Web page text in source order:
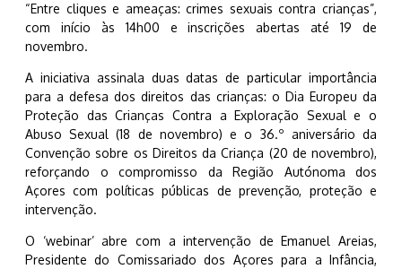
“Entre cliques e ameaças: crimes sexuais contra crianças”,
com início às 14h00 e inscrições abertas até 19 de
novembro.
A iniciativa assinala duas datas de particular importância
para a defesa dos direitos das crianças: o Dia Europeu da
Proteção das Crianças Contra a Exploração Sexual e o
Abuso Sexual (18 de novembro) e o 36.º aniversário da
Convenção sobre os Direitos da Criança (20 de novembro),
reforçando o compromisso da Região Autónoma dos
Açores com políticas públicas de prevenção, proteção e
intervenção.
O ‘webinar’ abre com a intervenção de Emanuel Areias,
Presidente do Comissariado dos Açores para a Infância,